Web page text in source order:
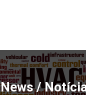
News /